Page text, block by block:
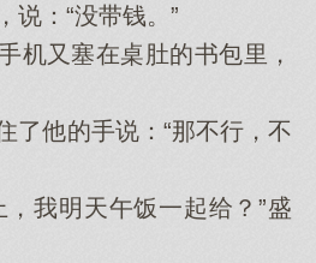
：“没带钱。”
又塞在桌肚的书包里，
他的手说：“那不行，不
我明天午饭一起给？”盛